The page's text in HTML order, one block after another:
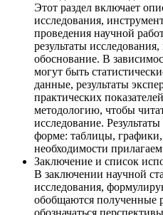
Этот раздел включает
исследования,
проведения научной
результаты
обоснование. В
могут быть
данные, результаты
практических
методологию, чтобы
исследование.
форме: таблицы,
необходимости
Заключение и список
В заключении научной
исследования,
обобщаются полученные